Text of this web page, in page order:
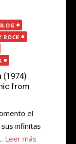
ROCK
(1974)
from
el
infinitas
Leer más